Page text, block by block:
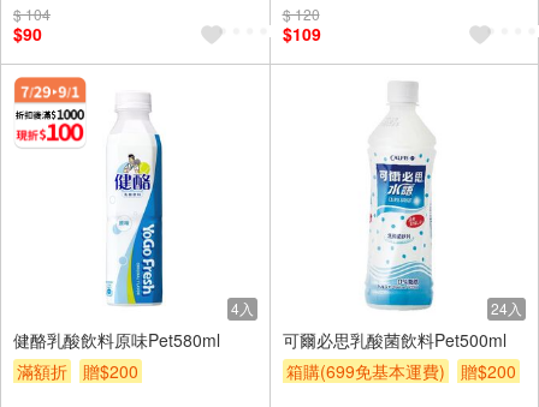
$ 104
$90
$ 120
$109
4入
健酪乳酸飲料原味Pet580ml
滿額折
贈$200
24入
可爾必思乳酸菌飲料Pet500ml
箱購(699免基本運費)
贈$200